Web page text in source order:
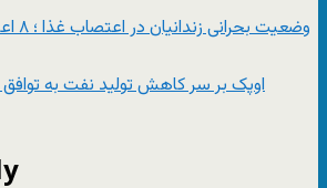
وضعیت
اوپک بر سر کاهش تولید نفت به توافق